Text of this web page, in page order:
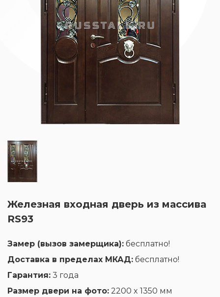
Железная входная дверь из массива
RS93
Замер (вызов замерщика): бесплатно!
Доставка в пределах МКАД: бесплатно!
Гарантия: 3 года
Размер двери на фото: 2200 x 1350 мм